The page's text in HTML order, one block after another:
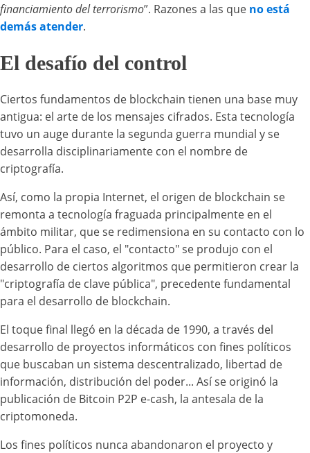
financiamiento del terrorismo”. Razones a las que no está
demás atender.
El desafío del control
Ciertos fundamentos de blockchain tienen una base muy
antigua: el arte de los mensajes cifrados. Esta tecnología
tuvo un auge durante la segunda guerra mundial y se
desarrolla disciplinariamente con el nombre de
criptografía.
Así, como la propia Internet, el origen de blockchain se
remonta a tecnología fraguada principalmente en el
ámbito militar, que se redimensiona en su contacto con lo
público. Para el caso, el "contacto" se produjo con el
desarrollo de ciertos algoritmos que permitieron crear la
"criptografía de clave pública", precedente fundamental
para el desarrollo de blockchain.
El toque final llegó en la década de 1990, a través del
desarrollo de proyectos informáticos con fines políticos
que buscaban un sistema descentralizado, libertad de
información, distribución del poder... Así se originó la
publicación de Bitcoin P2P e-cash, la antesala de la
criptomoneda.
Los fines políticos nunca abandonaron el proyecto y